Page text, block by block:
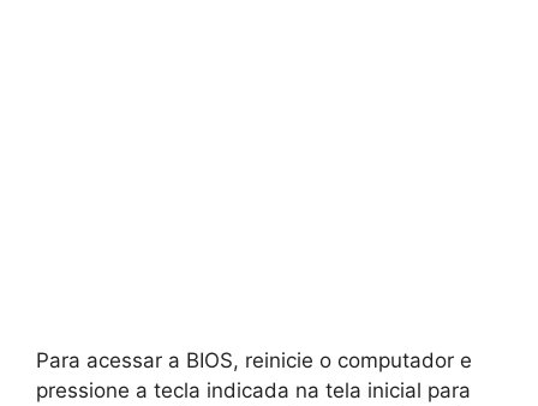
Para acessar a BIOS, reinicie o computador e
pressione a tecla indicada na tela inicial para